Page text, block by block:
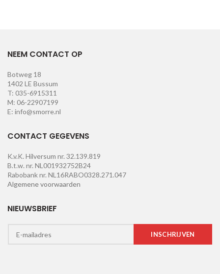
NEEM CONTACT OP
Botweg 18
1402 LE Bussum
T: 035-6915311
M: 06-22907199
E: info@smorre.nl
CONTACT GEGEVENS
K.v.K. Hilversum nr. 32.139.819
B.t.w. nr. NL001932752B24
Rabobank nr. NL16RABO0328.271.047
Algemene voorwaarden
NIEUWSBRIEF